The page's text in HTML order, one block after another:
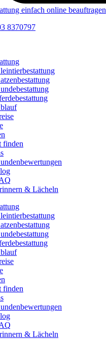
einfach online beauftragen
8370797
finden
& Lächeln
finden
& Lächeln